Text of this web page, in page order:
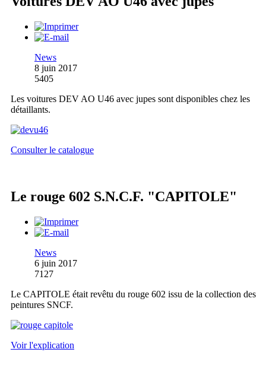
News
8 juin 2017
5405
Les voitures DEV AO U46 avec jupes sont disponibles chez les
détaillants.
Consulter le catalogue
Le rouge 602 S.N.C.F. "CAPITOLE"
News
6 juin 2017
7127
Le CAPITOLE était revêtu du rouge 602 issu de la collection des
peintures SNCF.
Voir l'explication